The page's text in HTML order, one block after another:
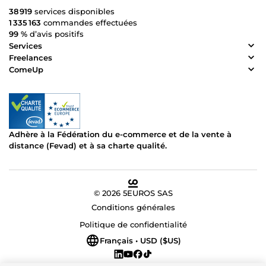
38 919 services disponibles
1 335 163 commandes effectuées
99 % d’avis positifs
Services
Freelances
ComeUp
Adhère à la Fédération du e-commerce et de la vente à
distance (Fevad) et à sa charte qualité.
© 2026 5EUROS SAS
Conditions générales
Politique de confidentialité
Français • USD ($US)